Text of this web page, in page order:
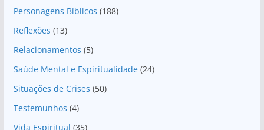
Personagens Bíblicos (188)
Reflexões (13)
Relacionamentos (5)
Saúde Mental e Espiritualidade(24)
Situações de Crises (50)
Testemunhos (4)
Vida Espiritual (35)